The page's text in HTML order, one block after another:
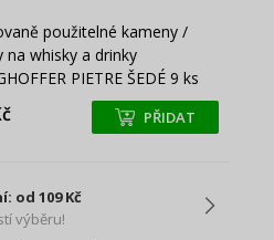
použitelné kameny /
na whisky a drinky
PIETRE ŠEDÉ 9 ks
+
+ PŘIDAT
od 109 Kč
výběru!